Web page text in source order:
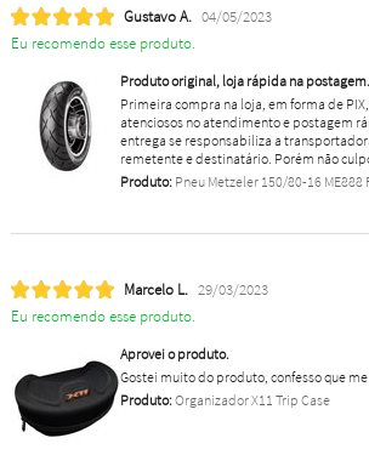
Gustavo A. 04/05/2023
Eu recomendo esse produto.
Produto original, loja rápida na
Primeira compra na loja, em forma de
atenciosos no atendimento e postagem
entrega se responsabiliza a
remetente e destinatário. Porém não
Produto:Pneu Metzeler 150/80-16 ME888
Marcelo L. 29/03/2023
Eu recomendo esse produto.
Aprovei o produto.
Gostei muito do produto, confesso que
Produto:Organizador X11 Trip Case